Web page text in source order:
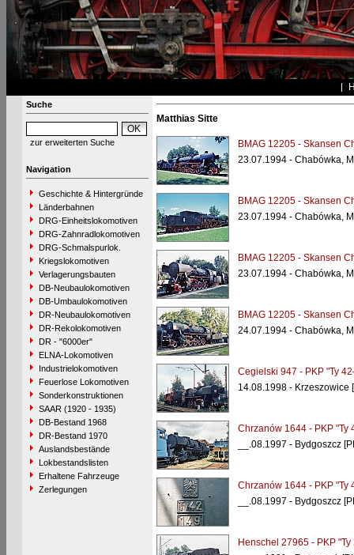
Suche
zur erweiterten Suche
Navigation
Geschichte & Hintergründe
Länderbahnen
DRG-Einheitslokomotiven
DRG-Zahnradlokomotiven
DRG-Schmalspurlok.
Kriegslokomotiven
Verlagerungsbauten
DB-Neubaulokomotiven
DB-Umbaulokomotiven
DR-Neubaulokomotiven
DR-Rekolokomotiven
DR - "6000er"
ELNA-Lokomotiven
Industrielokomotiven
Feuerlose Lokomotiven
Sonderkonstruktionen
SAAR (1920 - 1935)
DB-Bestand 1968
DR-Bestand 1970
Auslandsbestände
Lokbestandslisten
Erhaltene Fahrzeuge
Zerlegungen
Matthias Sitte
BMAG 12205 - Skansen
23.07.1994 - Chabówka,
BMAG 12205 - Skansen
23.07.1994 - Chabówka,
BMAG 12205 - Skansen
23.07.1994 - Chabówka,
BMAG 12205 - Skansen
24.07.1994 - Chabówka,
Cegielski 947 - PKP "Ty
14.08.1998 - Krzeszowice
Chrzanów 1644 - PKP "Ty
__.08.1997 - Bydgoszcz
Chrzanów 1644 - PKP "Ty
__.08.1997 - Bydgoszcz
Henschel 27965 - PKP "Ty